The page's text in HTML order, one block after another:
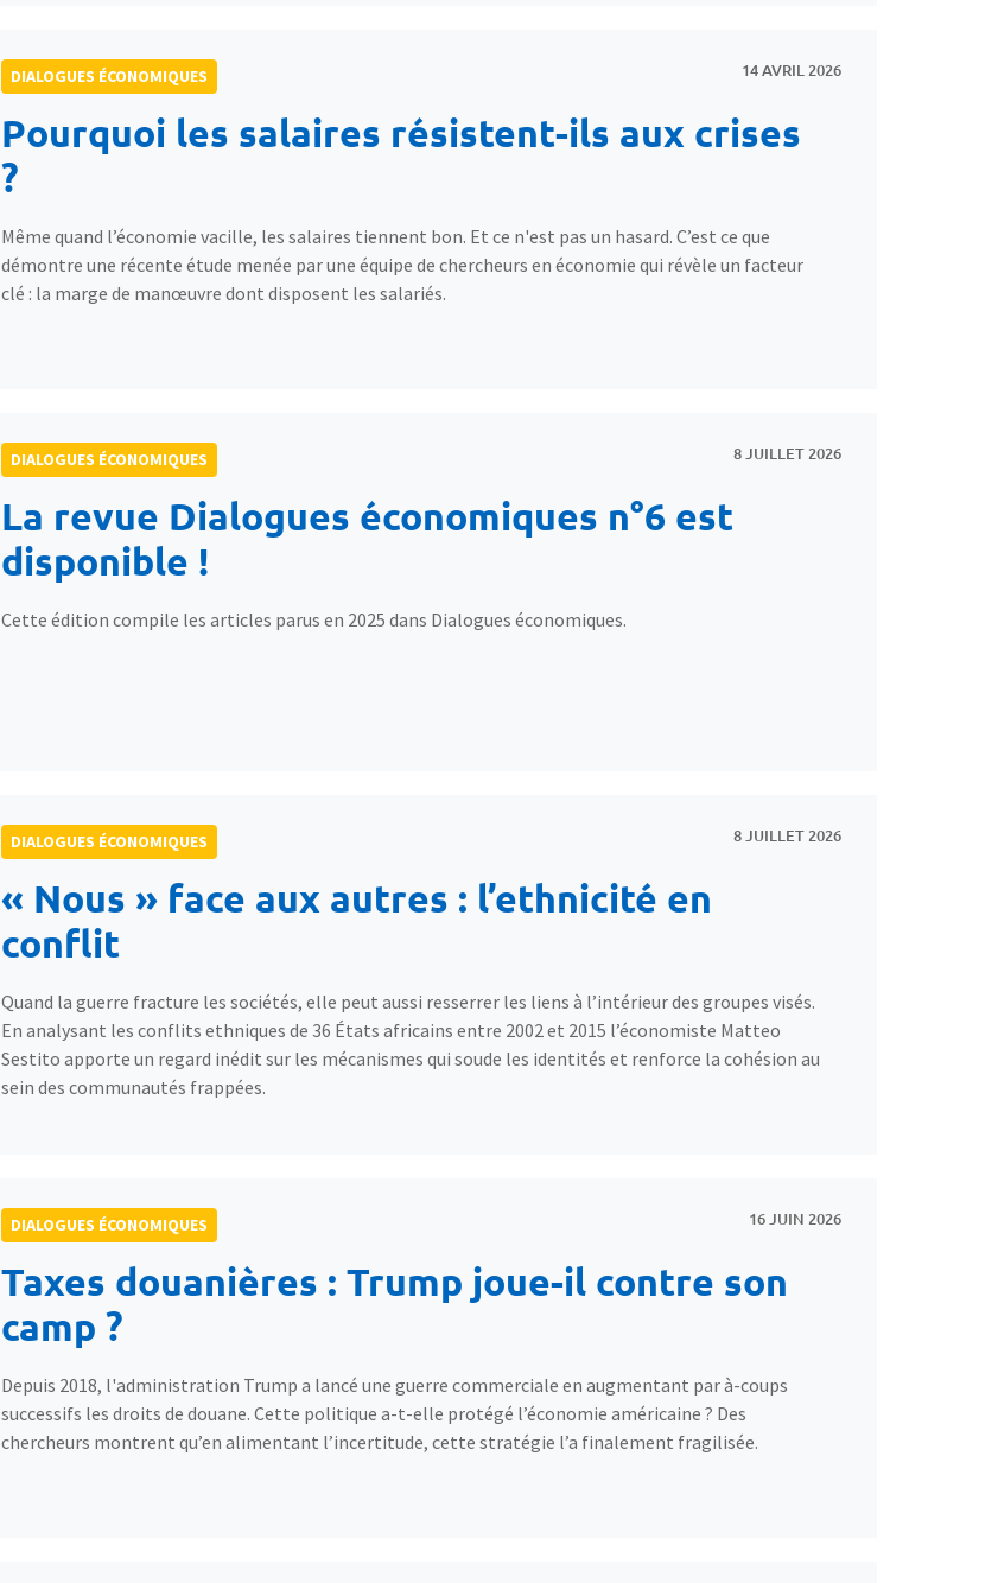
DIALOGUES ÉCONOMIQUES
Pourquoi les salaires résistent-ils aux crises
?
Même quand l’économie vacille, les salaires tiennent bon. Et ce n'est pas un hasard. C’est ce que
démontre une récente étude menée par une équipe de chercheurs en économie qui révèle un facteur
clé : la marge de manœuvre dont disposent les salariés.
14 AVRIL 2026
DIALOGUES ÉCONOMIQUES
La revue Dialogues économiques n°6 est
disponible !
Cette édition compile les articles parus en 2025 dans Dialogues économiques.
8 JUILLET 2026
DIALOGUES ÉCONOMIQUES
« Nous » face aux autres : l’ethnicité en
conflit
Quand la guerre fracture les sociétés, elle peut aussi resserrer les liens à l’intérieur des groupes visés.
En analysant les conflits ethniques de 36 États africains entre 2002 et 2015 l’économiste Matteo
Sestito apporte un regard inédit sur les mécanismes qui soude les identités et renforce la cohésion au
sein des communautés frappées.
8 JUILLET 2026
DIALOGUES ÉCONOMIQUES
Taxes douanières : Trump joue-il contre son
camp ?
Depuis 2018, l'administration Trump a lancé une guerre commerciale en augmentant par à-coups
successifs les droits de douane. Cette politique a-t-elle protégé l’économie américaine ? Des
chercheurs montrent qu’en alimentant l’incertitude, cette stratégie l’a finalement fragilisée.
16 JUIN 2026